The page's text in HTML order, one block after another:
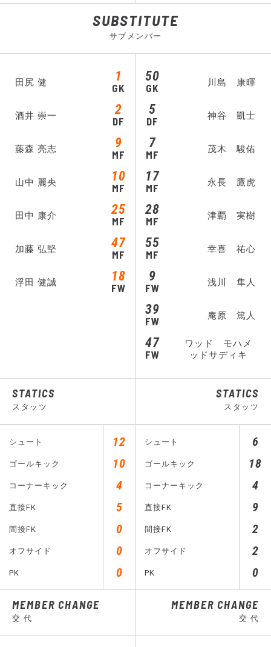
STATICS
スタッツ
シュート 12
ゴールキック 10
コーナーキック 4
直接FK 5
間接FK 0
オフサイド 0
PK 0
MEMBER CHANGE
交 代
SUBSTITUTE
サブメンバー
田尻 健 1
GK
酒井 崇一 2
DF
藤森 亮志 9
MF
山中 麗央 10
MF
田中 康介 25
MF
加藤 弘堅 47
MF
浮田 健誠 18
FW
GK
50 川島 康暉
DF
5 神谷 凱士
MF
7 茂木 駿佑
MF
17 永長 鷹虎
MF
28 津覇 実樹
MF
55 幸喜 祐心
FW
9 浅川 隼人
FW
39 庵原 篤人
FW
47
ワッド モハメ
ッドサディキ
STATICS
スタッツ
シュート 6
ゴールキック 18
コーナーキック 4
直接FK 9
間接FK 2
オフサイド 2
PK 0
MEMBER CHANGE
交 代